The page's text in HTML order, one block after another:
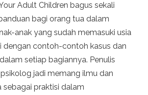
Adult Children bagus sekali
bagi orang tua dalam
anak yang sudah memasuki usia
dengan contoh-contoh kasus dan
setiap bagiannya. Penulis
jadi memang ilmu dan
praktisi dalam